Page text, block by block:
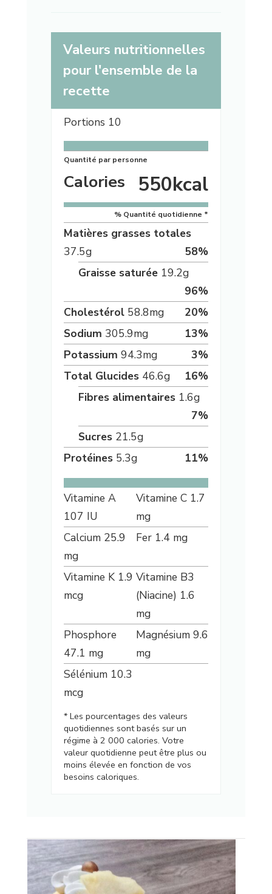
Valeurs nutritionnelles
pour l'ensemble de la
recette
Portions 10
Quantité par personne
Calories 550kcal
% Quantité quotidienne *
Matières grasses totales
37.5g 58%
Graisse saturée 19.2g
96%
Cholestérol 58.8mg 20%
Sodium 305.9mg 13%
Potassium 94.3mg 3%
Total Glucides 46.6g 16%
Fibres alimentaires 1.6g
7%
Sucres 21.5g
Protéines 5.3g 11%
Vitamine A
107 IU
Vitamine C 1.7
mg
Calcium 25.9
mg
Fer 1.4 mg
Vitamine K 1.9
mcg
Vitamine B3
(Niacine) 1.6
mg
Phosphore
47.1 mg
Magnésium 9.6
mg
Sélénium 10.3
mcg
* Les pourcentages des valeurs
quotidiennes sont basés sur un
régime à 2 000 calories. Votre
valeur quotidienne peut être plus ou
moins élevée en fonction de vos
besoins caloriques.